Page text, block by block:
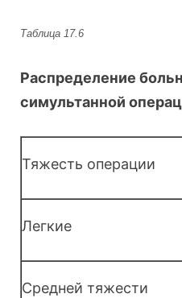
Таблица 17.6
Распределение
симультанной
Тяжесть операции
Легкие
Средней тяжести